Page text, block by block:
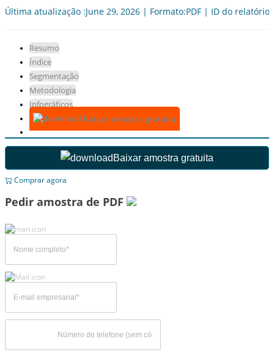
Última atualização :June 29, 2026 | Formato:PDF | ID do relatório:
Resumo
Índice
Segmentação
Metodologia
Infográficos
Baixar amostra gratuita
Baixar amostra gratuita
Comprar agora
Pedir amostra de PDF